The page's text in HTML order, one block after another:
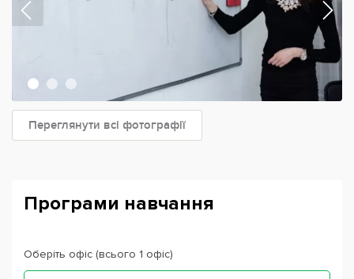
Переглянути всі фотографії
Програми навчання
Оберіть офіс (всього 1 офіс)